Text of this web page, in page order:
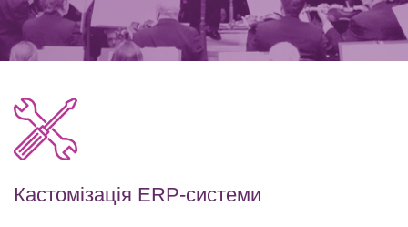
Кастомізація ERP-системи